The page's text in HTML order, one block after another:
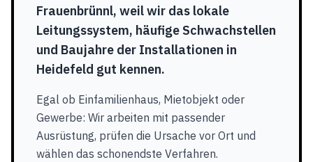
Frauenbrünnl, weil wir das lokale
Leitungssystem, häufige Schwachstellen
und Baujahre der Installationen in
Heidefeld gut kennen.
Egal ob Einfamilienhaus, Mietobjekt oder
Gewerbe: Wir arbeiten mit passender
Ausrüstung, prüfen die Ursache vor Ort und
wählen das schonendste Verfahren.